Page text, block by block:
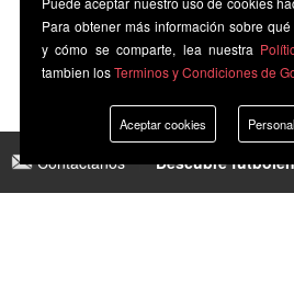
Contáctanos|Descubre
Para obtener más información sobre
y cómo se comparte, lea nuestra
tambien losTerminos y Condiciones de
Aceptar cookies